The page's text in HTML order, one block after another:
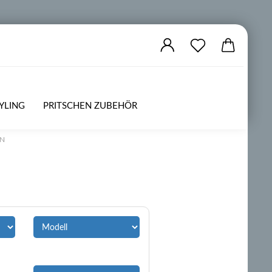
PRITSCHEN ZUBEHÖR